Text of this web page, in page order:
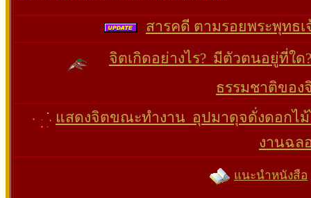
สารคดี ตามรอยพระพุทธเ
จิตเกิดอย่างไร? มีตัวตนอยู่ที่ใด
ธรรมชาติของ
แสดงจิตขณะทำงาน อุปมาดุจดั่งดอกไ
งานฉล
แนะนําหนังสือ